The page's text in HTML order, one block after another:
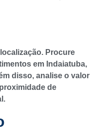
Procure
em Indaiatuba,
disso, analise o valor
de